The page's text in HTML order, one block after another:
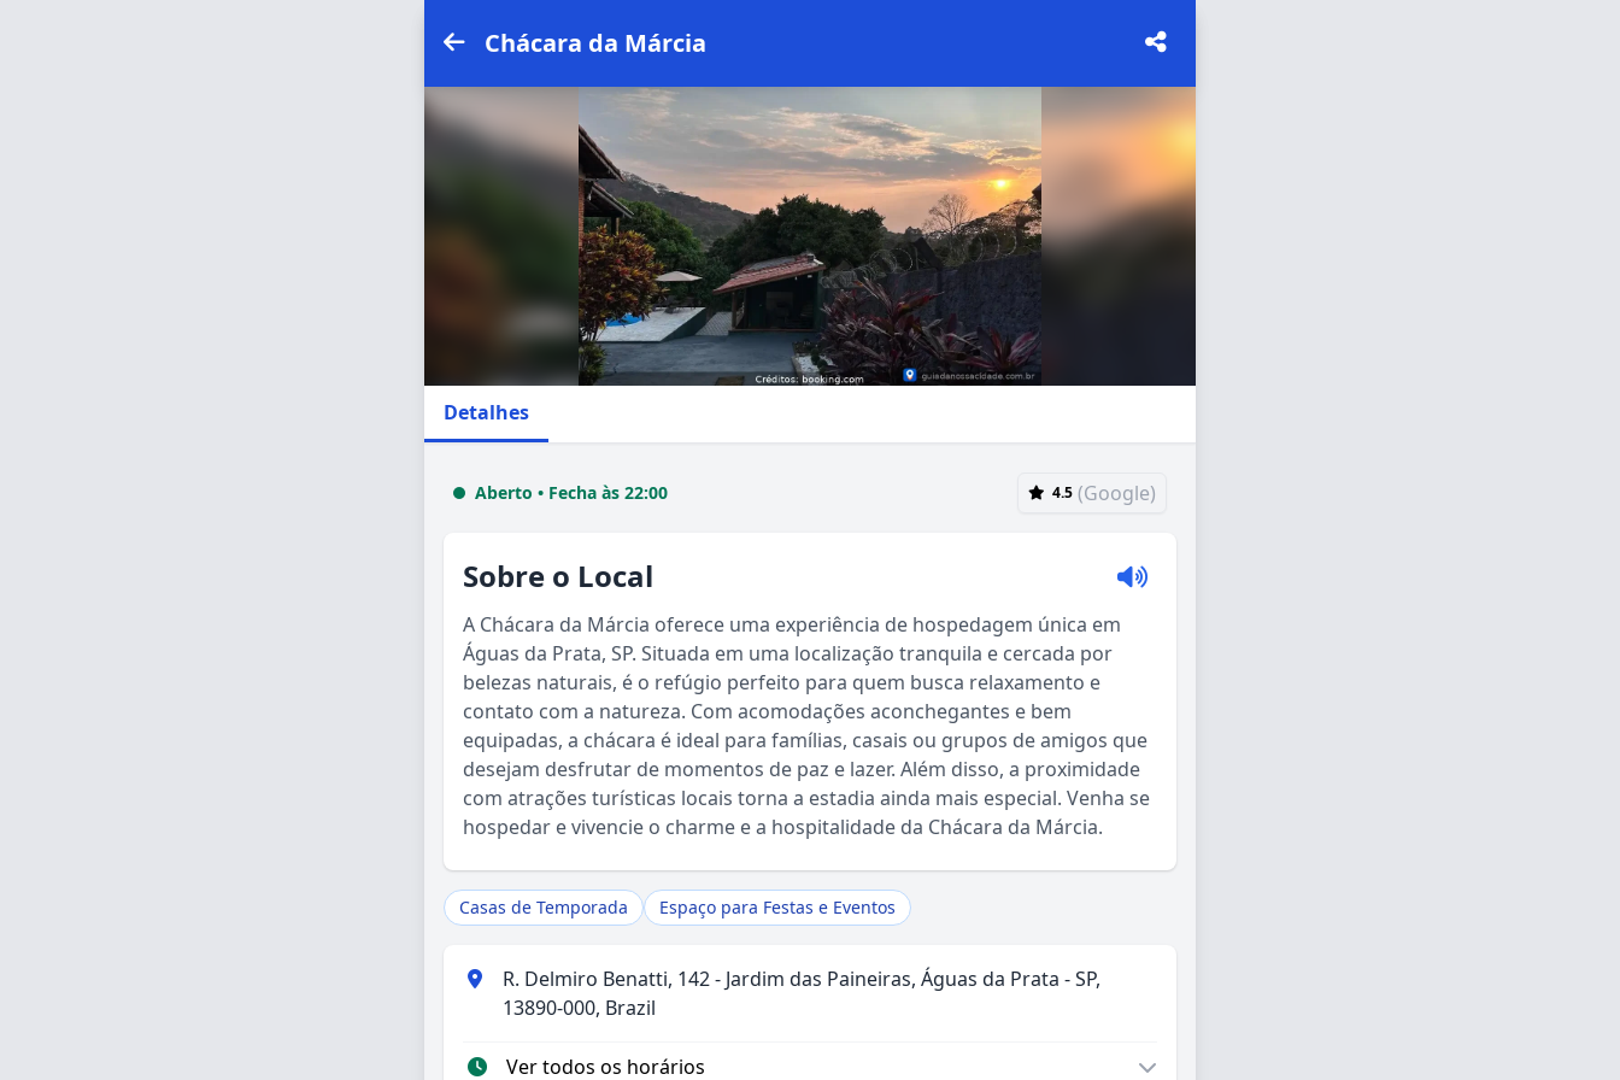
Chácara da Márcia
Detalhes
Aberto • Fecha às 22:00 4.5 (Google)
Sobre o Local
A Chácara da Márcia oferece uma experiência de hospedagem única em
Águas da Prata, SP. Situada em uma localização tranquila e cercada por
belezas naturais, é o refúgio perfeito para quem busca relaxamento e
contato com a natureza. Com acomodações aconchegantes e bem
equipadas, a chácara é ideal para famílias, casais ou grupos de amigos que
desejam desfrutar de momentos de paz e lazer. Além disso, a proximidade
com atrações turísticas locais torna a estadia ainda mais especial. Venha se
hospedar e vivencie o charme e a hospitalidade da Chácara da Márcia.
Casas de Temporada Espaço para Festas e Eventos
R. Delmiro Benatti, 142 - Jardim das Paineiras, Águas da Prata - SP,
13890-000, Brazil
Ver todos os horários
Sou Turista em Águas da Prata
Sou Morador